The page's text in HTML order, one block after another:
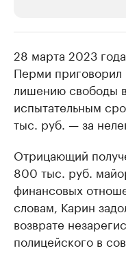
Крупные
нефтегазовой
Найдите и проверьте
28 марта 2023
Перми приговорил
лишению свободы
испытательным
тыс. руб. — за
Отрицающий
800 тыс. руб.
финансовых
словам, Карин
возврате
полицейского в